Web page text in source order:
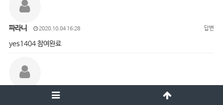
파라니 2020.10.04 16:28 답변
yes1404 참여완료
2020.10.05 15:01